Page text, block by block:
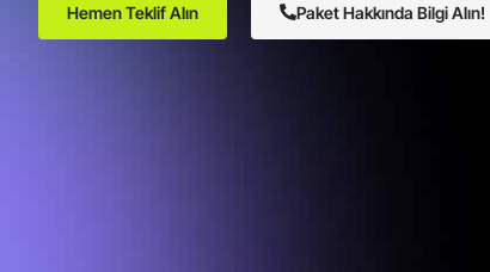
Hemen Teklif Alın Paket Hakkında Bilgi Alın!